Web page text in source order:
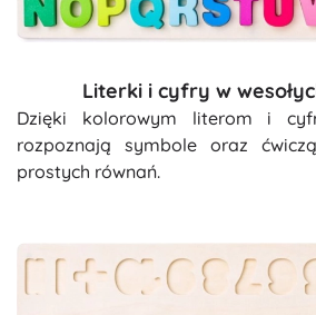
Literki i cyfry w
Dzięki kolorowym literom i
rozpoznają symbole oraz
prostych równań.